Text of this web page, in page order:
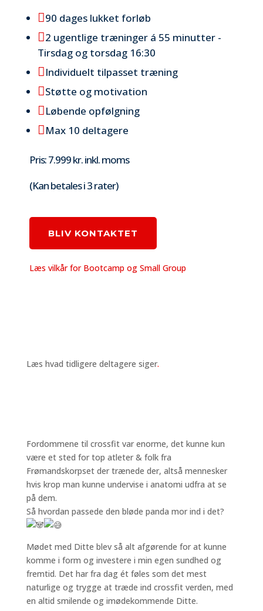
90 dages lukket forløb
2 ugentlige træninger á 55 minutter -
Tirsdag og torsdag 16:30
Individuelt tilpasset træning
Støtte og motivation
Løbende opfølgning
Max 10 deltagere
Pris: 7.999 kr. inkl. moms
(Kan betales i 3 rater)
BLIV KONTAKTET
Læs vilkår for Bootcamp og Small Group
Læs hvad tidligere deltagere siger.
Fordommene til crossfit var enorme, det kunne kun
være et sted for top atleter & folk fra
Frømandskorpset der trænede der, altså mennesker
hvis krop man kunne undervise i anatomi udfra at se
på dem.
Så hvordan passede den bløde panda mor ind i det?
Mødet med Ditte blev så alt afgørende for at kunne
komme i form og investere i min egen sundhed og
fremtid. Det har fra dag ét føles som det mest
naturlige og trygge at træde ind crossfit verden, med
en altid smilende og imødekommende Ditte.